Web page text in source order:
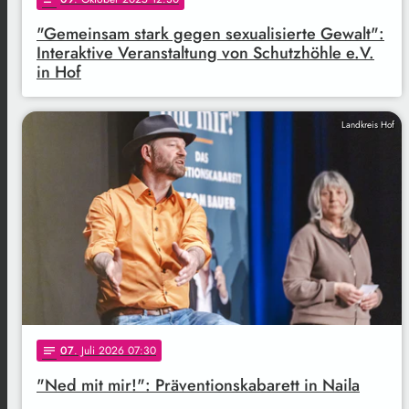
"Gemeinsam stark gegen sexualisierte Gewalt":
Interaktive Veranstaltung von Schutzhöhle e.V.
in Hof
Landkreis Hof
notes 07. Juli 2026 07:30
"Ned mit mir!": Präventionskabarett in Naila